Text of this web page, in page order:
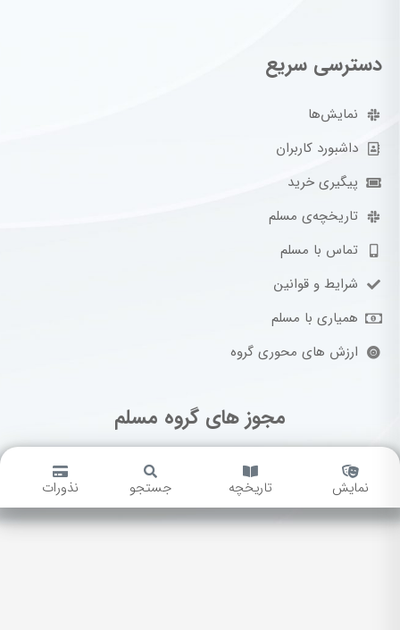
دسترسی سریع
نمایش‌ها
داشبورد کاربران
پیگیری خرید
تاریخچه‌ی مسلم
تماس با مسلم
شرایط و قوانین
همیاری با مسلم
ارزش های محوری گروه
مجوز های گروه مسلم
نمایش تاریخچه جستجو نذورات